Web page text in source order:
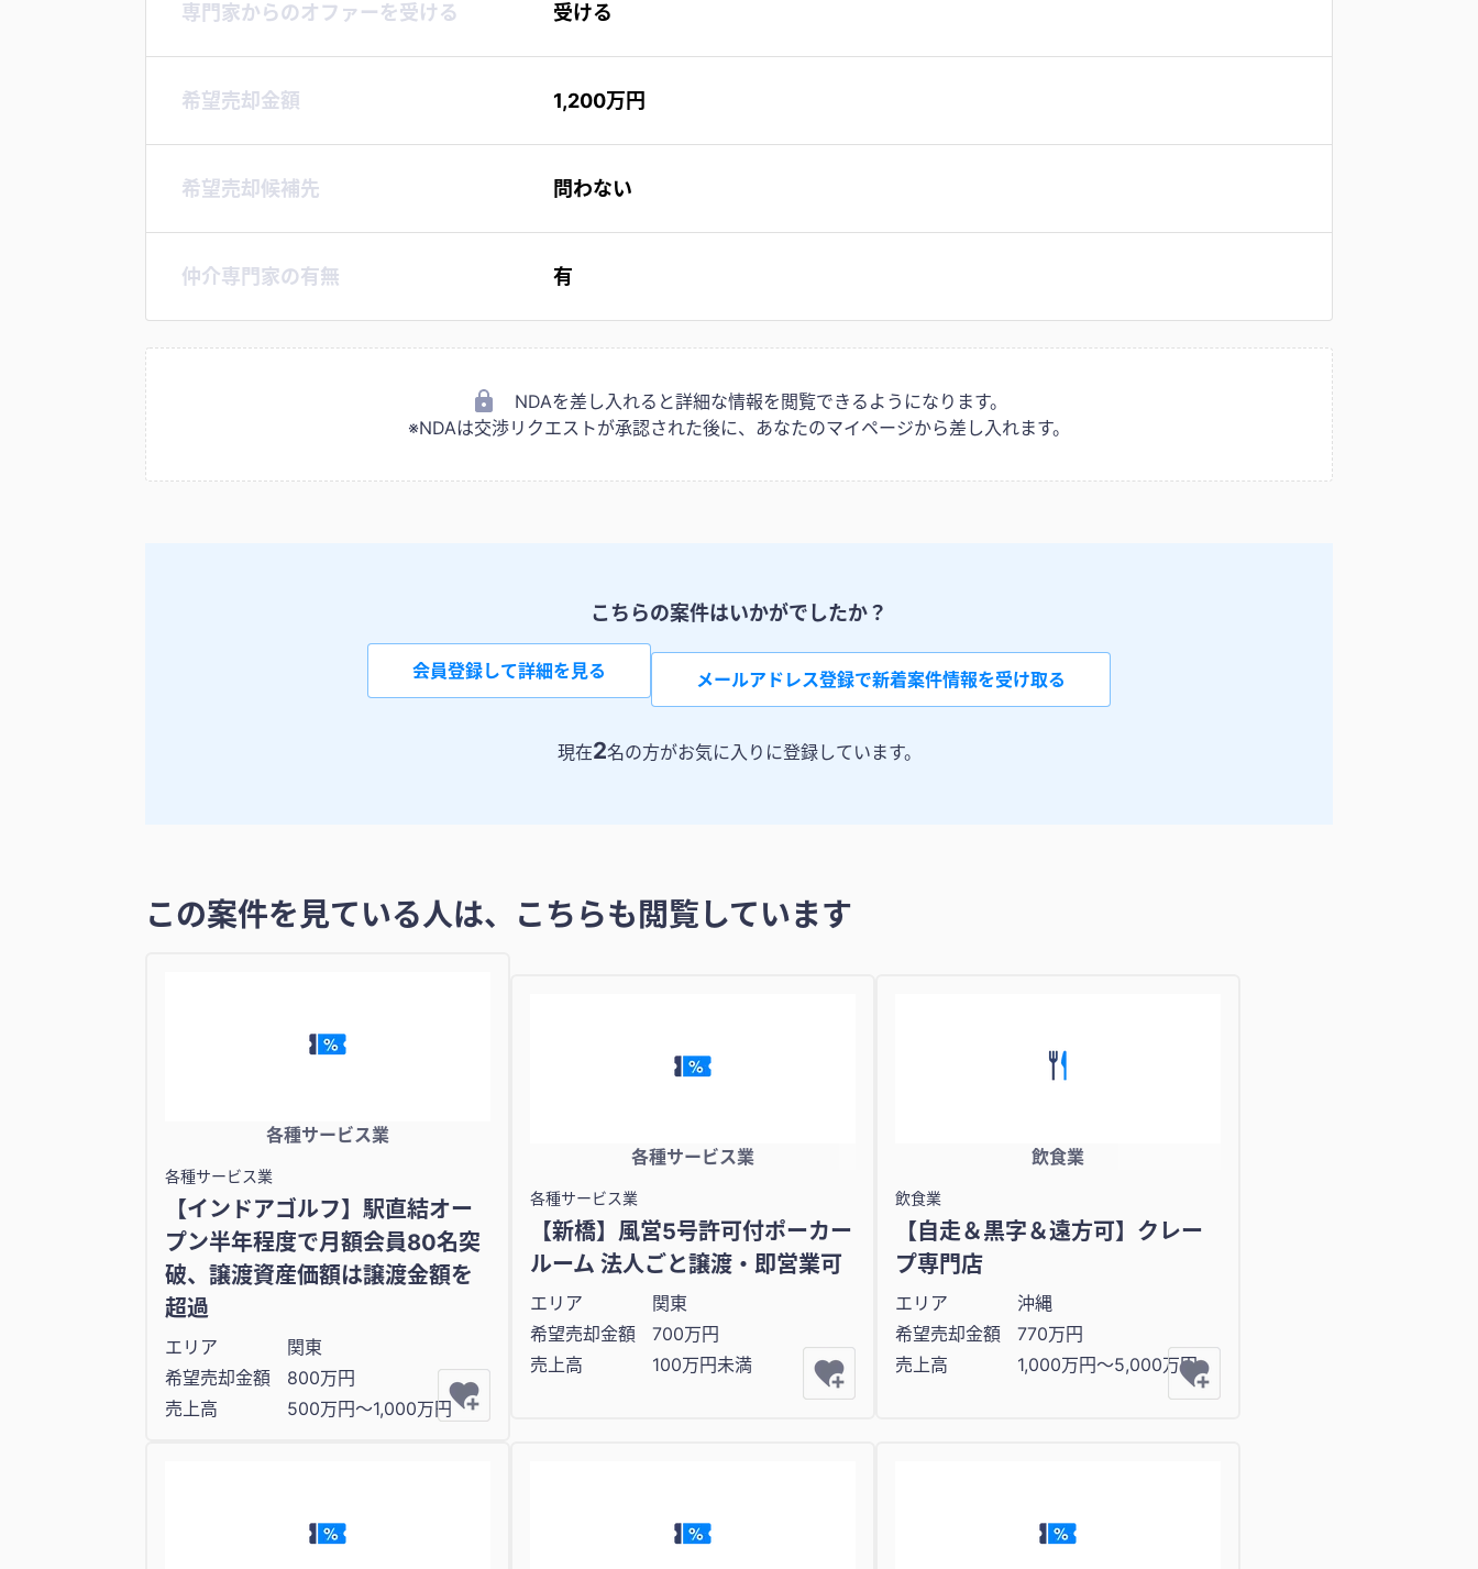
専門家からのオファーを受ける 受ける
希望売却金額 1,200万円
希望売却候補先 問わない
仲介専門家の有無 有
NDAを差し入れると詳細な情報を閲覧できるようになります。
※NDAは交渉リクエストが承認された後に、あなたのマイページから差し入れます。
こちらの案件はいかがでしたか？
会員登録して詳細を見る メールアドレス登録で新着案件情報を受け取る
現在2名の方がお気に入りに登録しています。
この案件を見ている人は、こちらも閲覧しています
各種サービス業
各種サービス業
【インドアゴルフ】駅直結オー
プン半年程度で月額会員80名突
破、譲渡資産価額は譲渡金額を
超過
エリア
関東
希望売却金額
800万円
売上高
500万円〜1,000万円
各種サービス業
各種サービス業
【新橋】風営5号許可付ポーカー
ルーム 法人ごと譲渡・即営業可
エリア
関東
希望売却金額
700万円
売上高
100万円未満
飲食業
飲食業
【自走＆黒字＆遠方可】クレー
プ専門店
エリア
沖縄
希望売却金額
770万円
売上高
1,000万円〜5,000万円